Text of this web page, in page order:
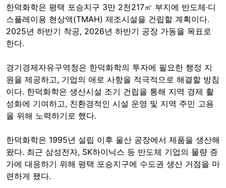
한덕화학은 평택 포승지구 3만 2천217㎡ 부지에 반도체·디
스플레이용 현상액(TMAH) 제조시설을 건립할 계획이다.
2025년 하반기 착공, 2026년 하반기 공장 가동을 목표로
한다.
경기경제자유구역청은 한덕화학의 투자에 필요한 행정 지
원을 제공하고, 기업의 애로 사항을 적극적으로 해결할 방침
이다. 한덕화학은 생산시설 조기 건립을 통해 지역 경제 활
성화에 기여하고, 친환경적인 시설 운영 및 지역 주민 고용
을 위해 노력하기로 했다.
한덕화학은 1995년 설립 이후 울산 공장에서 제품을 생산해
왔다. 최근 삼성전자, SK하이닉스 등 반도체 기업의 물량 증
가에 대응하기 위해 평택 포승지구에 수도권 생산 거점을 마
련하게 됐다.